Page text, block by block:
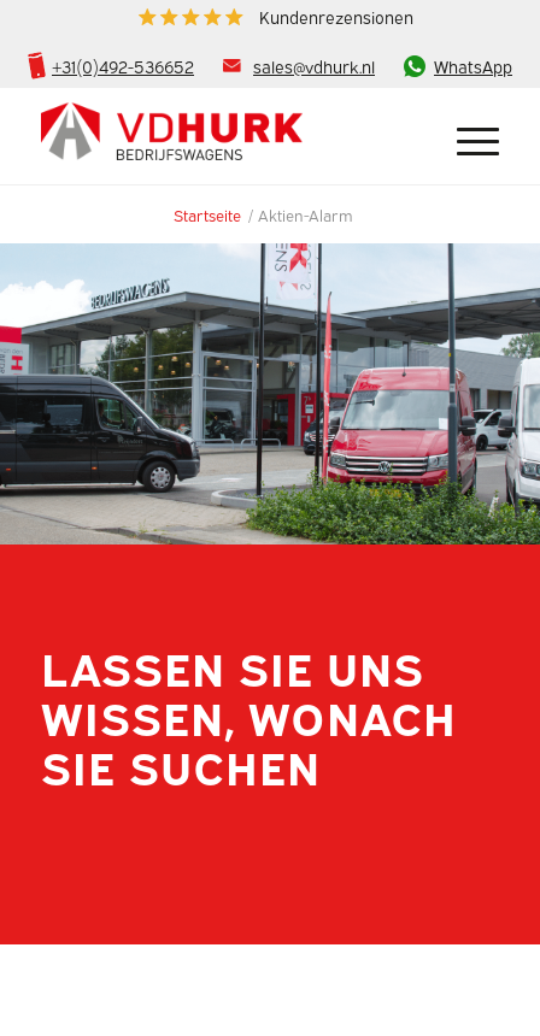
Kundenrezensionen
+31(0)492-536652 sales@vdhurk.nl WhatsApp
Startseite / Aktien-Alarm
LASSEN SIE UNS
WISSEN, WONACH
SIE SUCHEN